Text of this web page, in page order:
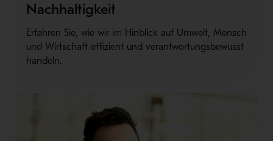
Nachhaltigkeit
Erfahren Sie, wie wir im Hinblick auf Umwelt, Mensch
und Wirtschaft effizient und verantwortungsbewusst
handeln.